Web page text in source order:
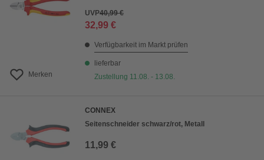
Merken
UVP40,99 €
32,99 €
Verfügbarkeit im Markt prüfen
lieferbar
Zustellung 11.08. - 13.08.
CONNEX
Seitenschneider schwarz/rot, Metall
11,99 €